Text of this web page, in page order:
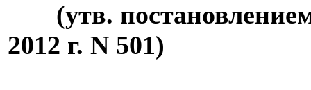
(утв.
2012 г. N 501)